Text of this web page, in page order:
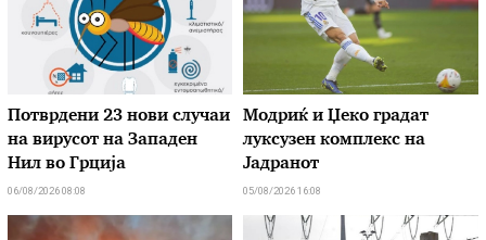
Потврдени 23 нови случаи
на вирусот на Западен
Нил во Грција
06/08/2026 08:08
Модриќ и Џеко градат
луксузен комплекс на
Јадранот
05/08/2026 16:08